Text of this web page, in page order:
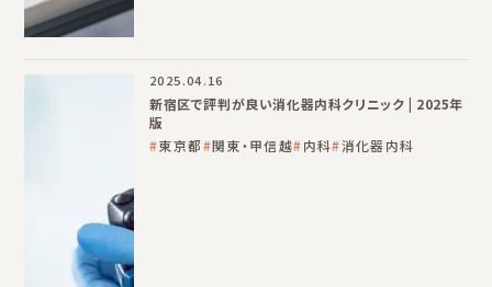
2025.04.16
新宿区で評判が良い消化器内科クリニック | 2025年
版
東京都
関東・甲信越 内科 消化器内科